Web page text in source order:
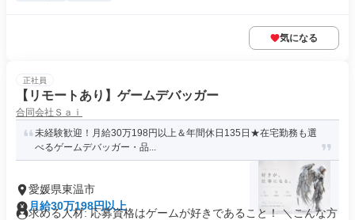
気になる
正社員
【リモートあり】ゲームデバッガー
合同会社Ｓａｉ
未経験歓迎！月給30万198円以上＆年間休日135日★在宅勤務も選
べるゲームデバッガー・品...
愛媛県東温市
月給30万198円以上
求める人材: 応募資格はゲームが好きであること！ ＼こんな方